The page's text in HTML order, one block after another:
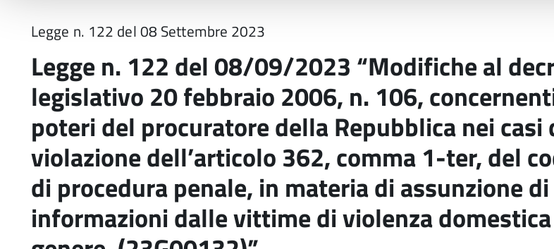
Legge n. 122 del 08 Settembre 2023
Legge n. 122 del 08/09/2023 “Modifiche al
legislativo 20 febbraio 2006, n. 106,
poteri del procuratore della Repubblica nei casi
violazione dell’articolo 362, comma 1-ter, del
di procedura penale, in materia di assunzione di
informazioni dalle vittime di violenza